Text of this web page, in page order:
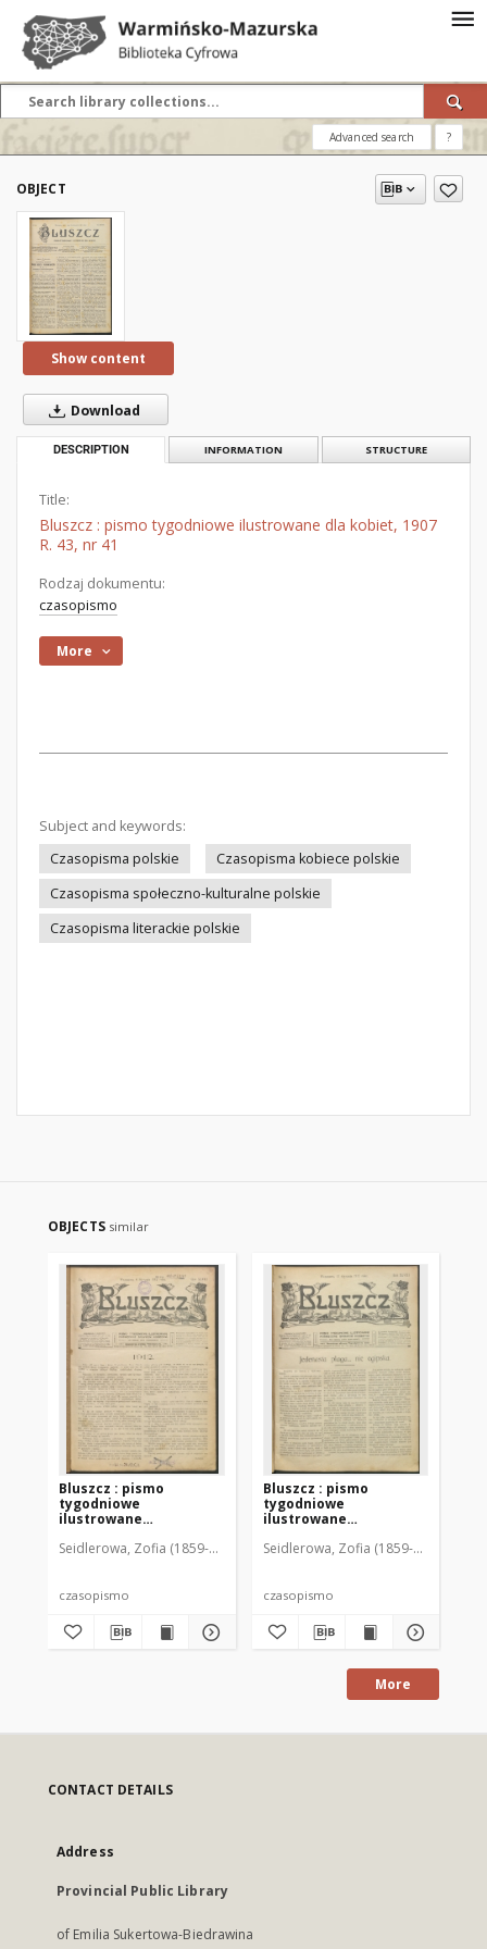
Advanced search ?
OBJECT
Show content
Download
DESCRIPTION INFORMATION STRUCTURE
Title:
Bluszcz : pismo tygodniowe ilustrowane dla kobiet, 1907
R. 43, nr 41
Rodzaj dokumentu:
czasopismo
More
Subject and keywords:
Czasopisma polskie
Czasopisma kobiece polskie
Czasopisma społeczno-kulturalne polskie
Czasopisma literackie polskie
OBJECTS similar
Bluszcz : pismo
tygodniowe
ilustrowane
kobiecym, 1912 R. 48, nr
Seidlerowa, Zofia (1859-1919). Red. i Wyd.
czasopismo
Bluszcz : pismo
tygodniowe
ilustrowane
kobiecym, 1912 R. 48, nr
Seidlerowa, Zofia (1859-1919). Red.
czasopismo
More
CONTACT DETAILS
Address
Provincial Public Library
of Emilia Sukertowa-Biedrawina